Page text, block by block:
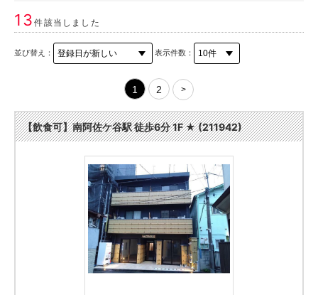
13件該当しました
並び替え： 表示件数：
1 2 >
【飲食可】南阿佐ケ谷駅 徒歩6分 1F ★ (211942)